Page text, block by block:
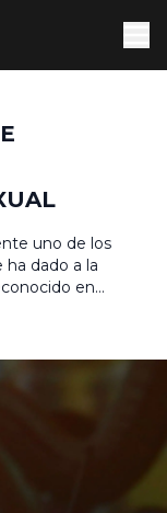
uno de los
ha dado a la
en
aunque se
de gran